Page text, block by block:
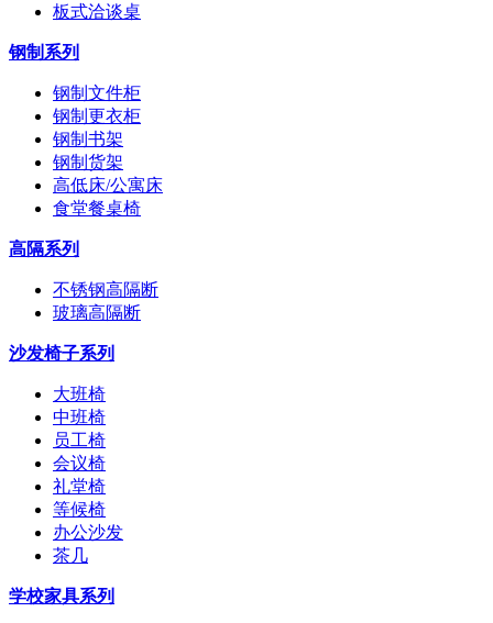
板式洽谈桌
钢制系列
钢制文件柜
钢制更衣柜
钢制书架
钢制货架
高低床/公寓床
食堂餐桌椅
高隔系列
不锈钢高隔断
玻璃高隔断
沙发椅子系列
大班椅
中班椅
员工椅
会议椅
礼堂椅
等候椅
办公沙发
茶几
学校家具系列